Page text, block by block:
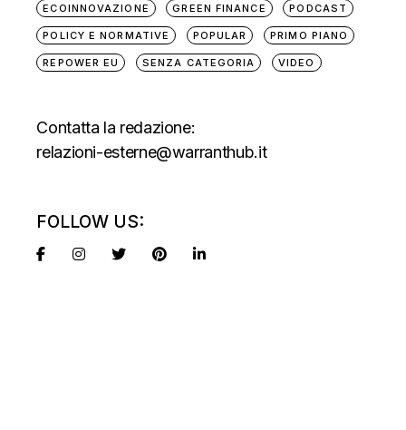
ECOINNOVAZIONE GREEN FINANCE PODCAST
POLICY E NORMATIVE POPULAR PRIMO PIANO
REPOWER EU SENZA CATEGORIA VIDEO
Contatta la redazione:
relazioni-esterne@warranthub.it
FOLLOW US: